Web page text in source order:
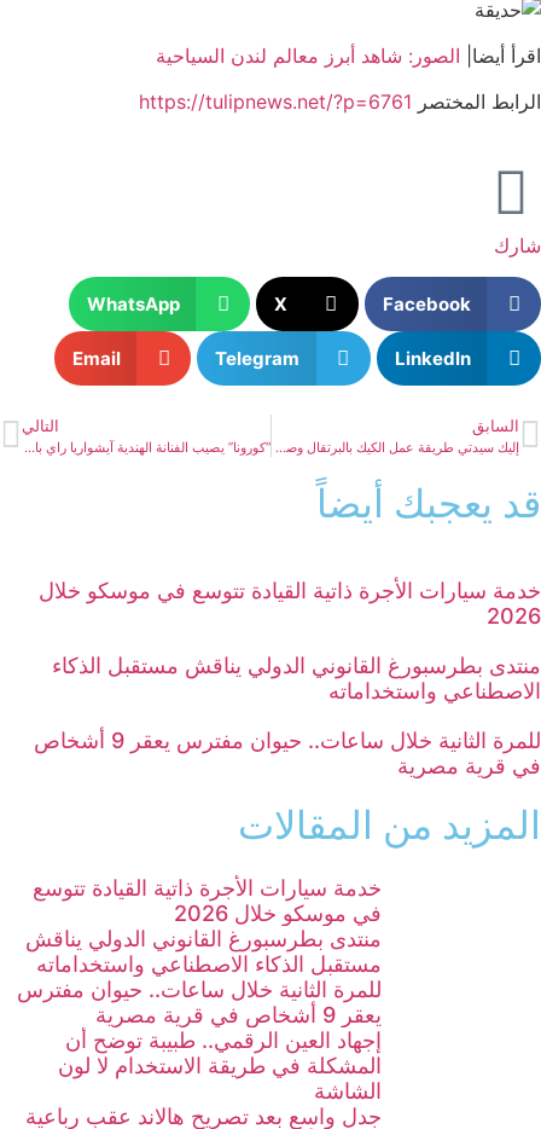
اقرأ أيضا| الصور: شاهد أبرز معالم لندن السياحية
الرابط المختصر https://tulipnews.net/?p=6761
شارك
Facebook
X
WhatsApp
LinkedIn
Telegram
Email
السابق
إليك سيدتي طريقة عمل الكيك بالبرتقال وصوص الكراميل
التالي
“كورونا” يصيب الفنانة الهندية آيشواريا راي باتشان وعائلتها
قد يعجبك أيضاً
خدمة سيارات الأجرة ذاتية القيادة تتوسع في موسكو خلال
2026
منتدى بطرسبورغ القانوني الدولي يناقش مستقبل الذكاء
الاصطناعي واستخداماته
للمرة الثانية خلال ساعات.. حيوان مفترس يعقر 9 أشخاص
في قرية مصرية
المزيد من المقالات
خدمة سيارات الأجرة ذاتية القيادة تتوسع
في موسكو خلال 2026
منتدى بطرسبورغ القانوني الدولي يناقش
مستقبل الذكاء الاصطناعي واستخداماته
للمرة الثانية خلال ساعات.. حيوان مفترس
يعقر 9 أشخاص في قرية مصرية
إجهاد العين الرقمي.. طبيبة توضح أن
المشكلة في طريقة الاستخدام لا لون
الشاشة
جدل واسع بعد تصريح هالاند عقب رباعية